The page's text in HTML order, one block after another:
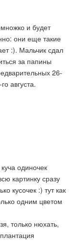
и будет
они еще такие
:). Мальчик сдал
за папины
26-
августа.
одиночек
картинку сразу
кусочек :) тут как
одним цветом
только нюхать,